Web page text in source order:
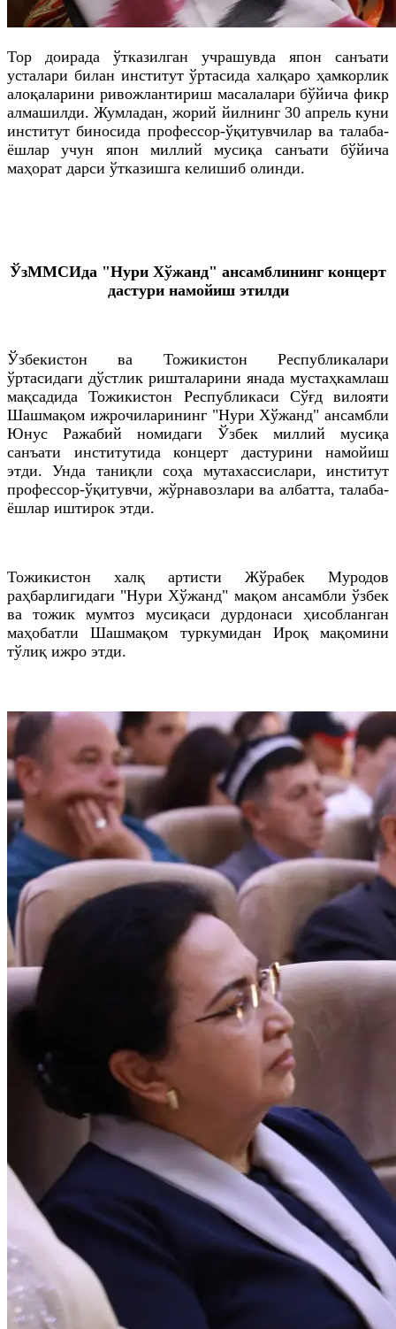
Тор доирада ўтказилган учрашувда япон санъати
усталари билан институт ўртасида халқаро ҳамкорлик
алоқаларини ривожлантириш масалалари бўйича фикр
алмашилди. Жумладан, жорий йилнинг 30 апрель куни
институт биносида профессор-ўқитувчилар ва талаба-
ёшлар учун япон миллий мусиқа санъати бўйича
маҳорат дарси ўтказишга келишиб олинди.
ЎзММСИда "Нури Хўжанд" ансамблининг концерт
дастури намойиш этилди
Ўзбекистон ва Тожикистон Республикалари
ўртасидаги дўстлик ришталарини янада мустаҳкамлаш
мақсадида Тожикистон Республикаси Сўғд вилояти
Шашмақом ижрочиларининг "Нури Хўжанд" ансамбли
Юнус Ражабий номидаги Ўзбек миллий мусиқа
санъати институтида концерт дастурини намойиш
этди. Унда таниқли соҳа мутахассислари, институт
профессор-ўқитувчи, жўрнавозлари ва албатта, талаба-
ёшлар иштирок этди.
Тожикистон халқ артисти Жўрабек Муродов
раҳбарлигидаги "Нури Хўжанд" мақом ансамбли ўзбек
ва тожик мумтоз мусиқаси дурдонаси ҳисобланган
маҳобатли Шашмақом туркумидан Ироқ мақомини
тўлиқ ижро этди.